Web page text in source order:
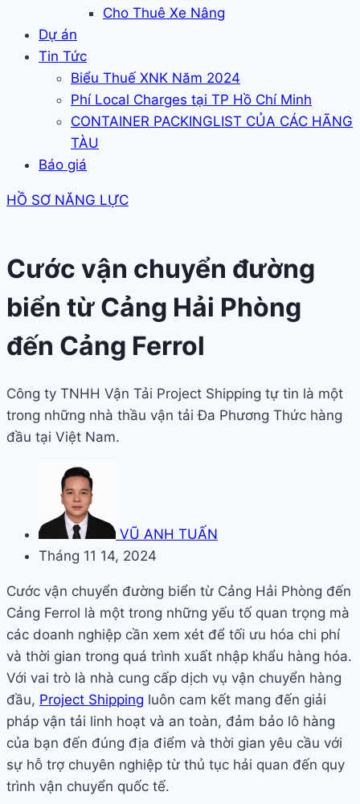
Cho Thuê Xe Nâng
Dự án
Tin Tức
Biểu Thuế XNK Năm 2024
Phí Local Charges tại TP Hồ Chí Minh
CONTAINER PACKINGLIST CỦA CÁC HÃNG
TÀU
Báo giá
HỒ SƠ NĂNG LỰC
Cước vận chuyển đường
biển từ Cảng Hải Phòng
đến Cảng Ferrol
Công ty TNHH Vận Tải Project Shipping tự tin là một
trong những nhà thầu vận tải Đa Phương Thức hàng
đầu tại Việt Nam.
VŨ ANH TUẤN
Tháng 11 14, 2024
Cước vận chuyển đường biển từ Cảng Hải Phòng đến
Cảng Ferrol là một trong những yếu tố quan trọng mà
các doanh nghiệp cần xem xét để tối ưu hóa chi phí
và thời gian trong quá trình xuất nhập khẩu hàng hóa.
Với vai trò là nhà cung cấp dịch vụ vận chuyển hàng
đầu, Project Shipping luôn cam kết mang đến giải
pháp vận tải linh hoạt và an toàn, đảm bảo lô hàng
của bạn đến đúng địa điểm và thời gian yêu cầu với
sự hỗ trợ chuyên nghiệp từ thủ tục hải quan đến quy
trình vận chuyển quốc tế.